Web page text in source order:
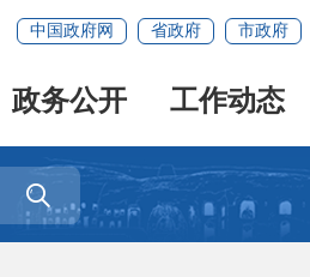
中国政府网 省政府 市政府
政务公开 工作动态
